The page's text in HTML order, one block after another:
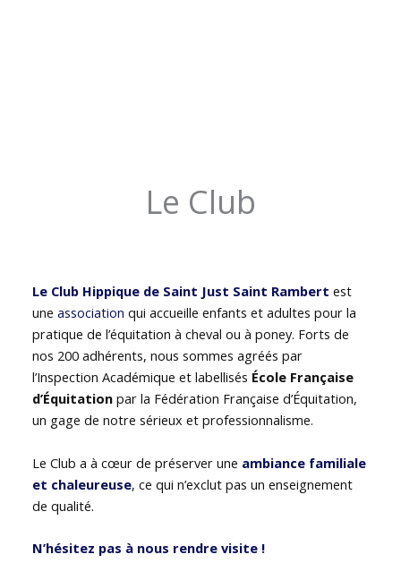
Le Club
Le Club Hippique de Saint Just Saint Rambert est
uneassociation qui accueille enfants et adultes pour la
pratique de l’équitation à cheval ou à poney. Forts de
nos 200 adhérents, nous sommes agréés par
l’Inspection Académique et labellisés École Française
d’Équitation par la Fédération Française d’Équitation,
un gage de notre sérieux et professionnalisme.
Le Club a à cœur de préserver une ambiance familiale
et chaleureuse, ce qui n’exclut pas un enseignement
de qualité.
N’hésitez pas à nous rendre visite !